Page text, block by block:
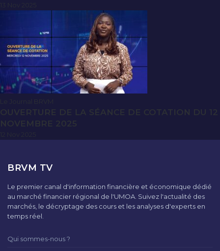
Le Journal BRVM
OUVERTURE DE LA SÉANCE DE COTATION DU 12
NOVEMBRE 2025
BRVM TV
Le premier canal d'information financière et économique dédié
au marché financier régional de l'UMOA. Suivez l'actualité des
marchés, le décryptage des cours et les analyses d'experts en
temps réel.
Qui sommes-nous ?